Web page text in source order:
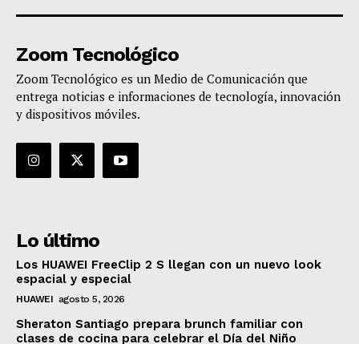
Zoom Tecnológico
Zoom Tecnológico es un Medio de Comunicación que
entrega noticias e informaciones de tecnología, innovación
y dispositivos móviles.
Lo último
Los HUAWEI FreeClip 2 S llegan con un nuevo look
espacial y especial
HUAWEI agosto 5, 2026
Sheraton Santiago prepara brunch familiar con
clases de cocina para celebrar el Día del Niño